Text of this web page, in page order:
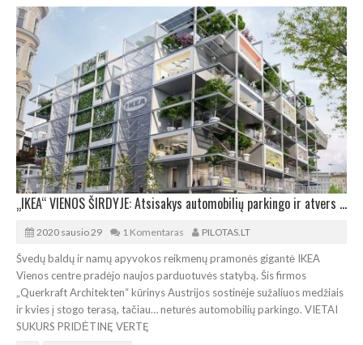
„IKEA“ VIENOS ŠIRDYJE: Atsisakys automobilių parkingo ir atvers stogo terasą
2020 sausio 29 1 Komentaras PILOTAS.LT
Švedų baldų ir namų apyvokos reikmenų pramonės gigantė IKEA
Vienos centre pradėjo naujos parduotuvės statybą. Šis firmos
„Querkraft Architekten“ kūrinys Austrijos sostinėje sužaliuos medžiais
ir kvies į stogo terasą, tačiau… neturės automobilių parkingo. VIETAI
SUKURS PRIDĖTINĘ VERTĘ